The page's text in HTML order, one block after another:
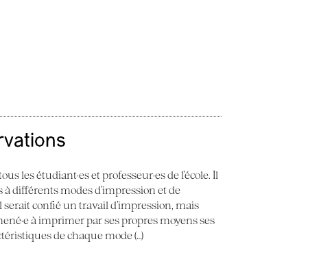
les étudiant·es et professeur·es de l’école. Il
différents modes d’impression et de
serait confié un travail d’impression, mais
à imprimer par ses propres moyens ses
de chaque mode (…)